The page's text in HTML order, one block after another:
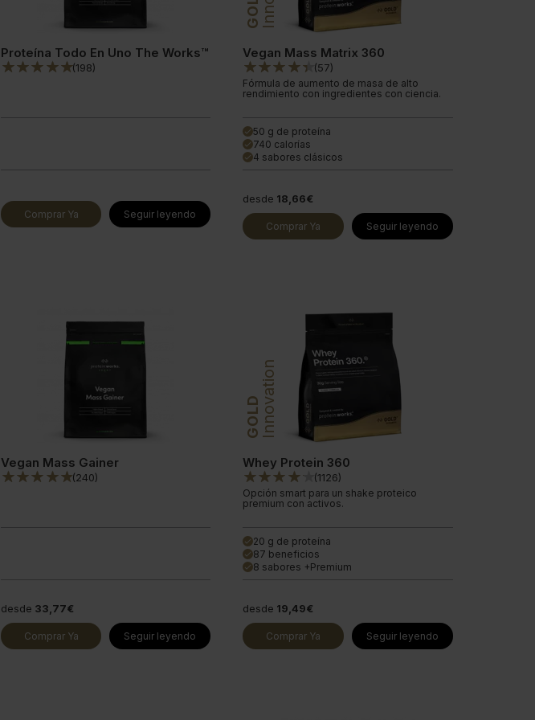
Proteína Todo En Uno The Works™
(198)
Comprar Ya Seguir leyendo
Vegan Mass Matrix 360
(57)
Fórmula de aumento de masa de alto
rendimiento con ingredientes con ciencia.
done50 g de proteína
done740 calorías
done4 sabores clásicos
desde 18,66€
Comprar Ya Seguir leyendo
Vegan Mass Gainer
(240)
desde 33,77€
Comprar Ya Seguir leyendo
GOLDInnovation
Whey Protein 360
(1126)
Opción smart para un shake proteico
premium con activos.
done20 g de proteína
done87 beneficios
done8 sabores +Premium
desde 19,49€
Comprar Ya Seguir leyendo